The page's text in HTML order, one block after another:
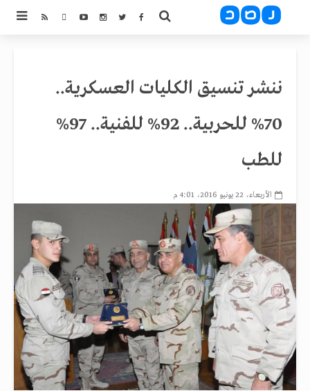
ننشر تنسيق الكليات العسكرية..
70% للحربية.. 92% للفنية.. 97%
للطب
الأربعاء، 22 يونيو 2016، 4:01 م